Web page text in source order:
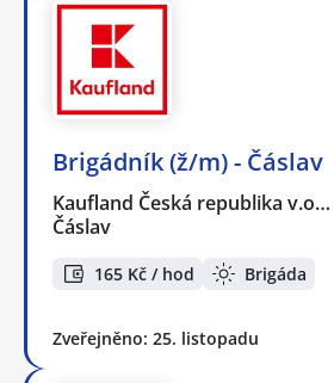
Brigádník (ž/m) - Čáslav
Kaufland Česká republika v.o…
Čáslav
165 Kč / hod Brigáda
Zveřejněno: 25. listopadu